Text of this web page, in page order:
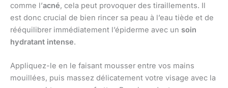
comme l’acné, cela peut provoquer des tiraillements. Il
est donc crucial de bien rincer sa peau à l’eau tiède et de
rééquilibrer immédiatement l’épiderme avec un soin
hydratant intense.
Appliquez-le en le faisant mousser entre vos mains
mouillées, puis massez délicatement votre visage avec la